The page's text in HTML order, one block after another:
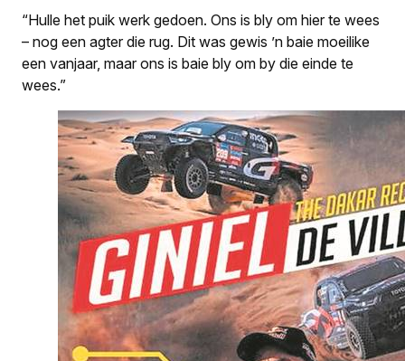
“Hulle het puik werk gedoen. Ons is bly om hier te wees
– nog een agter die rug. Dit was gewis ’n baie moeilike
een vanjaar, maar ons is baie bly om by die einde te
wees.”